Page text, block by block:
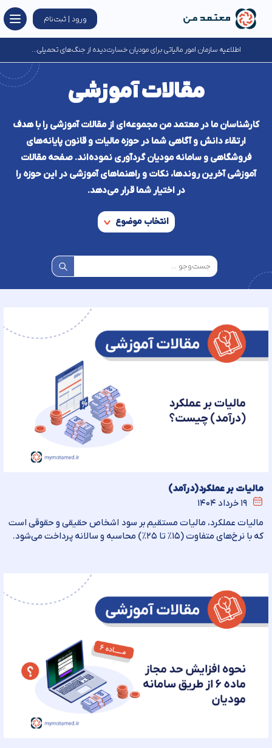
ورود | ثبت‌نام
اطلاعیه سازمان امور مالیاتی برای مودیان خسارت‌دیده از جنگ‌های تحمیلی...
مقالات آموزشی
کارشناسان ما در معتمد من مجموعه‌ای از مقالات آموزشی را با هدف
ارتقاء دانش و آگاهی شما در حوزه مالیات و قانون پایانه‌های
فروشگاهی و سامانه مودیان گردآوری نموده‌اند. صفحه مقالات
آموزشی آخرین روند‌ها، نکات و راهنماهای آموزشی در این حوزه را
در اختیار شما قرار می‌دهد.
انتخاب موضوع
مالیات بر عملکرد(درآمد)
۱۹ خرداد ۱۴۰۴
مالیات عملکرد، مالیات مستقیم بر سود اشخاص حقیقی و حقوقی است
که با نرخ‌های متفاوت (۱۵٪ تا ۲۵٪) محاسبه و سالانه پرداخت می‌شود.